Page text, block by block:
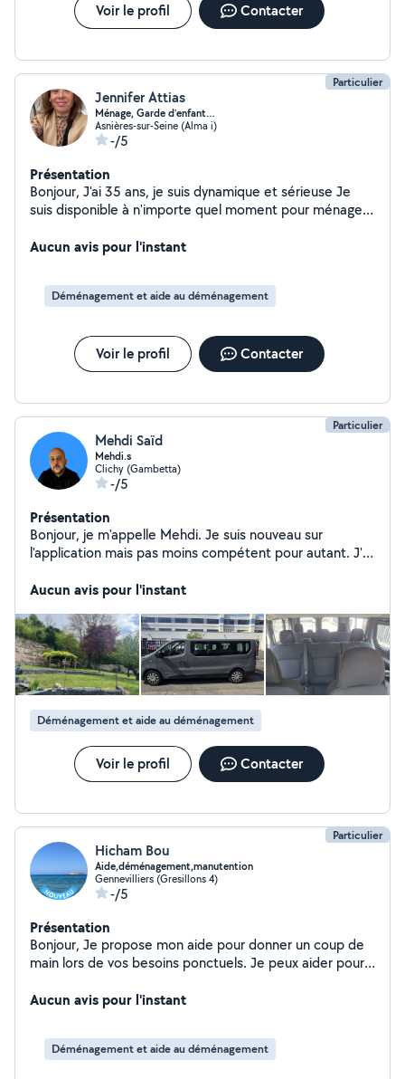
Voir le profil Contacter
Particulier
Jennifer Attias
Ménage, Garde d’enfant…
Asnières-sur-Seine (Alma i)
-/5
Présentation
Bonjour, J'ai 35 ans, je suis dynamique et sérieuse Je
suis disponible à n'importe quel moment pour ménage,
Contactez moi en privé, je vous répond dans l'heure.
Aucun avis pour l'instant
Déménagement et aide au déménagement
Voir le profil Contacter
Particulier
Mehdi Saïd
Mehdi.s
Clichy (Gambetta)
-/5
Présentation
Bonjour, je m'appelle Mehdi. Je suis nouveau sur
l'application mais pas moins compétent pour autant. J'ai
déménagement, le débarras en tout genre et à titre
des occasions de m'occuper de jardins,et bien d'autres
tâches sans aucunes prétentions, je pense être capable
de faire pas mal de tâches différentes. J'attache une
attention particulière à ce que mon travail soit bien fait.
Je reste disponible pour de plus amples informations.
Cordialement, Mehdi
Aucun avis pour l'instant
Déménagement et aide au déménagement
Voir le profil Contacter
Particulier
Hicham Bou
Aide,déménagement,manutention
Gennevilliers (Gresillons 4)
-/5
Présentation
Bonjour, Je propose mon aide pour donner un coup de
main lors de vos besoins ponctuels. Je peux aider pour :
ou décharger une voiture, * aider lors d'un changement
sérieux, motivé et véhiculé, je me déplace dans le 92 et
les alentours. Disponible rapidement selon vos besoins.
Aucun avis pour l'instant
Déménagement et aide au déménagement